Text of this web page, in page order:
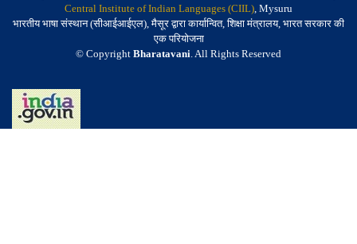
Central Institute of Indian Languages (CIIL), Mysuru
भारतीय भाषा संस्थान (सीआईआईएल), मैसूर द्वारा कार्यान्वित, शिक्षा मंत्रालय, भारत सरकार की
एक परियोजना
© Copyright Bharatavani. All Rights Reserved